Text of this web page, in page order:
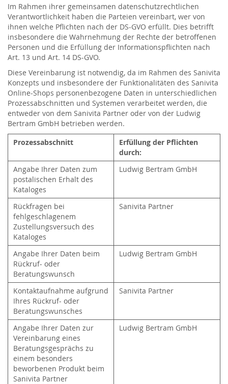
Im Rahmen ihrer gemeinsamen datenschutzrechtlichen
Verantwortlichkeit haben die Parteien vereinbart, wer von
ihnen welche Pflichten nach der DS-GVO erfüllt. Dies betrifft
insbesondere die Wahrnehmung der Rechte der betroffenen
Personen und die Erfüllung der Informationspflichten nach
Art. 13 und Art. 14 DS-GVO.
Diese Vereinbarung ist notwendig, da im Rahmen des Sanivita
Konzepts und insbesondere der Funktionalitäten des Sanivita
Online-Shops personenbezogene Daten in unterschiedlichen
Prozessabschnitten und Systemen verarbeitet werden, die
entweder von dem Sanivita Partner oder von der Ludwig
Bertram GmbH betrieben werden.
Prozessabschnitt
Erfüllung der Pflichten
durch:
Angabe Ihrer Daten zum
postalischen Erhalt des
Kataloges
Ludwig Bertram GmbH
Rückfragen bei
fehlgeschlagenem
Zustellungsversuch des
Kataloges
Sanivita Partner
Angabe Ihrer Daten beim
Rückruf- oder
Beratungswunsch
Ludwig Bertram GmbH
Kontaktaufnahme aufgrund
Ihres Rückruf- oder
Beratungswunsches
Sanivita Partner
Angabe Ihrer Daten zur
Vereinbarung eines
Beratungsgesprächs zu
einem besonders
beworbenen Produkt beim
Sanivita Partner
Ludwig Bertram GmbH